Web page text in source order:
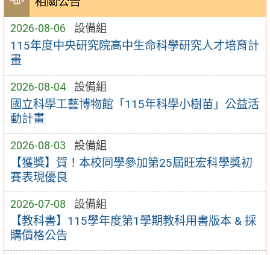
2026-08-06 設備組
115年度中央研究院高中生命科學研究人才培育計
畫
2026-08-04 設備組
國立科學工藝博物館「115年科學小樹苗」公益活
動計畫
2026-08-03 設備組
【獲獎】賀！本校同學參加第25屆旺宏科學獎初
賽表現優良
2026-07-08 設備組
【教科書】115學年度第1學期教科用書版本 & 採
購價格公告